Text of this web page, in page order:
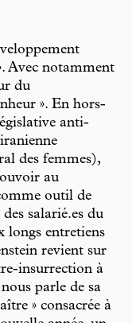
Avec notamment
du
». En hors-
anti-
des femmes),
au
outil de
salarié.es du
longs entretiens
revient sur
insurrection à
parle de sa
» consacrée à